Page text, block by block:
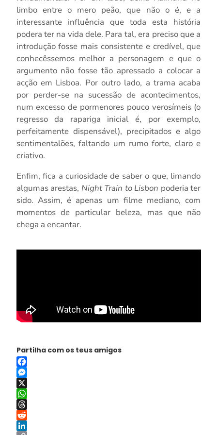
limbo entre o mero peão, que não o é, e a
interessante influência que toda esta história
podera ter na vida dele. Para tal, era preciso que a
introdução fosse mais consistente e credível, que
conhecêssemos melhor a personagem e que o
argumento não fosse tão apressado a colocar a
acção em Lisboa. Por outro lado, a trama acaba
por perder-se na sucessão de acontecimentos,
num excesso de pormenores pouco verosímeis (o
regresso da rapariga inicial é, por exemplo,
perfeitamente dispensável), precipitados e algo
sentimentalões, faltando um rumo forte, claro e
criativo.
Enfim, fica a curiosidade de saber o que, limando
algumas arestas, Night Train to Lisbon poderia ter
sido. Assim, é apenas um filme mediano, com
momentos de particular beleza, mas que não
chega a encantar.
Partilha com os teus amigos
Facebook
Messenger
X
WhatsApp
Threads
Reddit